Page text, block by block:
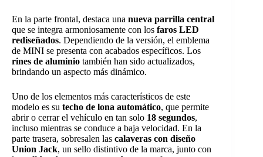
En la parte frontal, destaca una nueva parrilla central
que se integra armoniosamente con los faros LED
rediseñados. Dependiendo de la versión, el emblema
de MINI se presenta con acabados específicos. Los
rines de aluminio también han sido actualizados,
brindando un aspecto más dinámico.
Uno de los elementos más característicos de este
modelo es su techo de lona automático, que permite
abrir o cerrar el vehículo en tan solo 18 segundos,
incluso mientras se conduce a baja velocidad. En la
parte trasera, sobresalen las calaveras con diseño
Union Jack, un sello distintivo de la marca, junto con